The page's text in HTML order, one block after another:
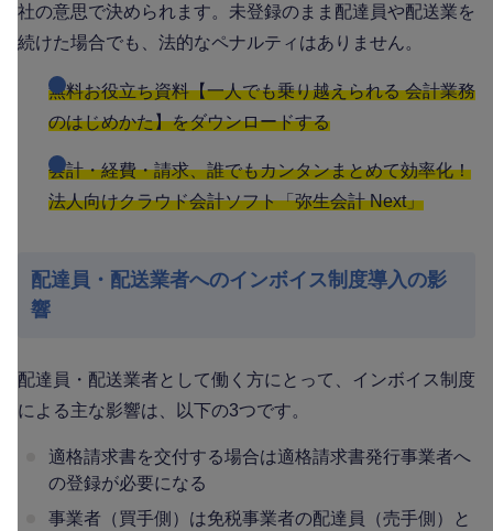
社の意思で決められます。未登録のまま配達員や配送業を
続けた場合でも、法的なペナルティはありません。
無料お役立ち資料【一人でも乗り越えられる 会計業務
のはじめかた】をダウンロードする
会計・経費・請求、誰でもカンタンまとめて効率化！
法人向けクラウド会計ソフト「弥生会計 Next」
配達員・配送業者へのインボイス制度導入の影
響
配達員・配送業者として働く方にとって、インボイス制度
による主な影響は、以下の3つです。
適格請求書を交付する場合は適格請求書発行事業者へ
の登録が必要になる
事業者（買手側）は免税事業者の配達員（売手側）と